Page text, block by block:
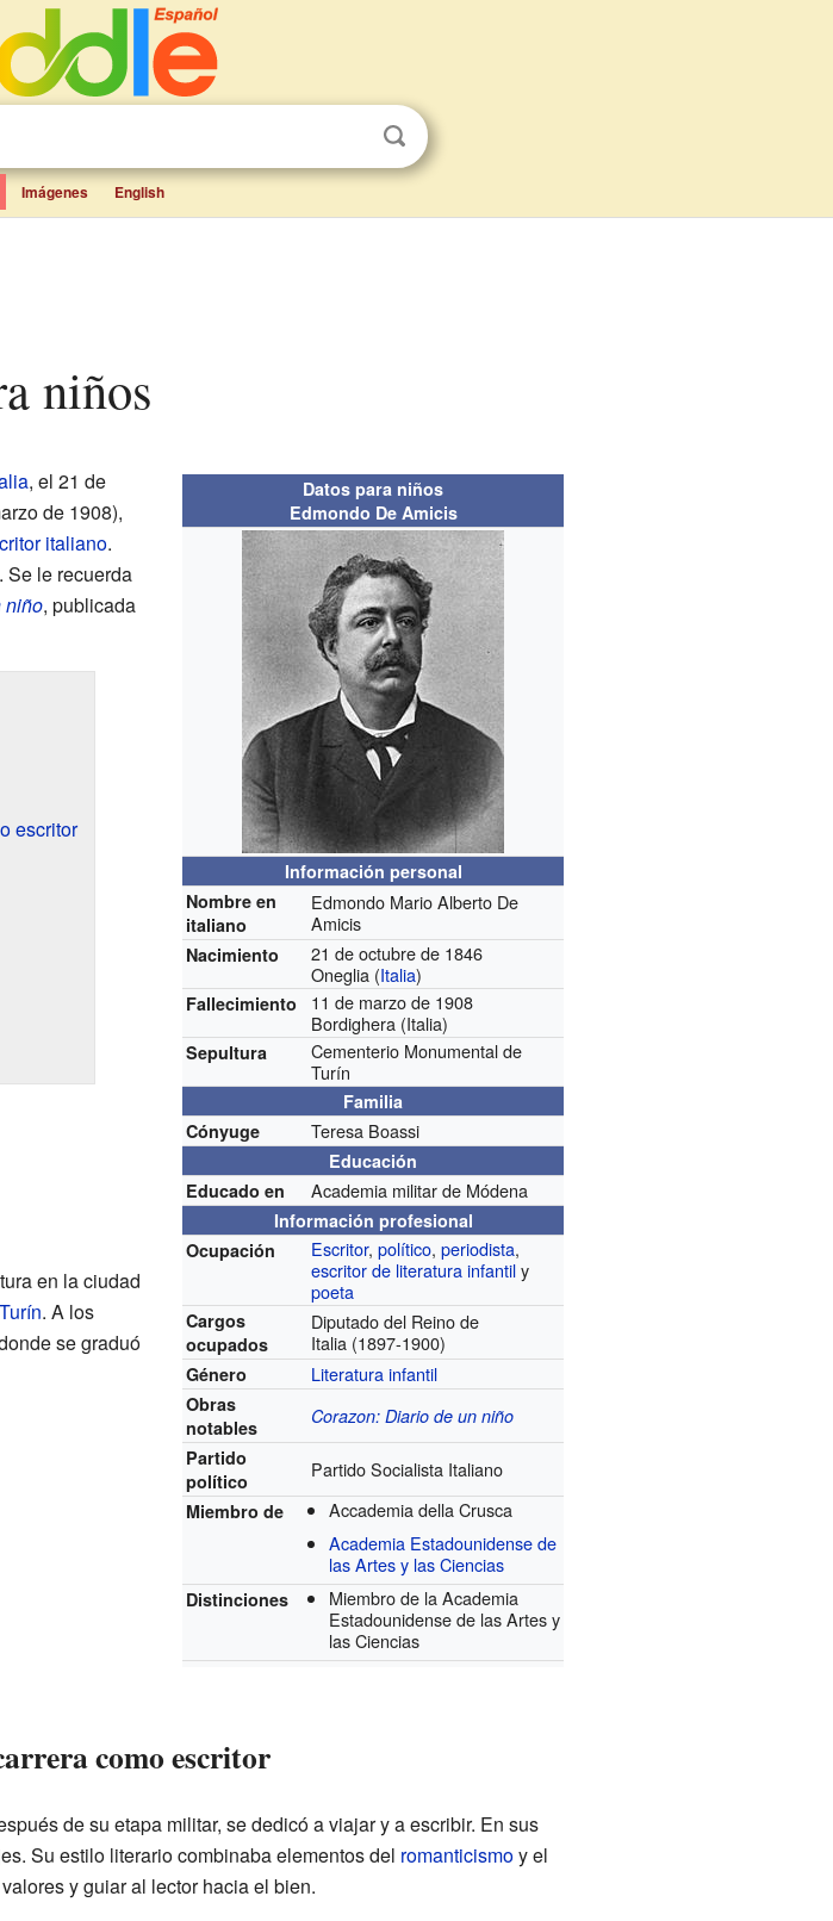
Imágenes English
niños
Datos para niños
Edmondo De Amicis
Información personal
Nombre en
italiano
Edmondo Mario Alberto De
Amicis
Nacimiento
21 de octubre de 1846
Oneglia (Italia)
Fallecimiento
11 de marzo de 1908
Bordighera (Italia)
Sepultura
Cementerio Monumental de
Turín
Familia
Cónyuge
Teresa Boassi
Educación
Educado en
Academia militar de Módena
Información profesional
Ocupación
Escritor,político,periodista,
escritor de literatura infantily
poeta
Cargos
ocupados
Diputado del Reino de
Italia (1897-1900)
Género Literatura infantil
Obras
notables
Corazon: Diario de un niño
Partido
político
Partido Socialista Italiano
Miembro de
Accademia della Crusca
Academia Estadounidense de
las Artes y las Ciencias
Distinciones
Miembro de la Academia
Estadounidense de las Artes y
las Ciencias
, el 21 de
de 1908),
italiano.
le recuerda
niño, publicada
escritor
en la ciudad
Turín. A los
se graduó
como escritor
de su etapa militar, se dedicó a viajar y a escribir. En sus
Su estilo literario combinaba elementos del romanticismoy el
y guiar al lector hacia el bien.